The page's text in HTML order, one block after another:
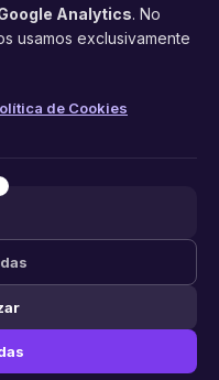
teléfono y WhatsApp.
IA para tu negocio.
Servicios Informaticos.
Analytics. No
usamos exclusivamente
de Cookies